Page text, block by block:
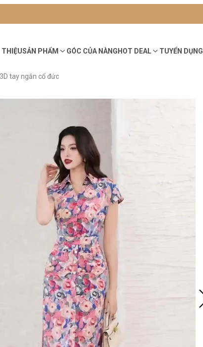
THIỆUSẢN PHẨM GÓC CỦA NÀNG HOT DEAL TUYỂN DỤNG
tay ngắn cổ đức